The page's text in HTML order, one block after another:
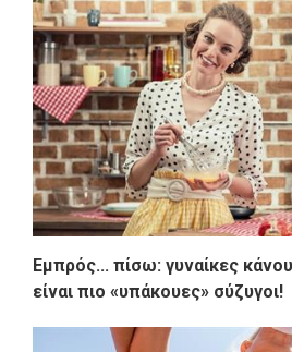
Εμπρός... πίσω: γυναίκες
είναι πιο «υπάκουες» σύζυγοι!